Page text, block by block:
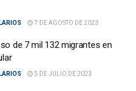
7 DE AGOSTO DE 2023
de 7 mil 132 migrantes en
5 DE JULIO DE 2023